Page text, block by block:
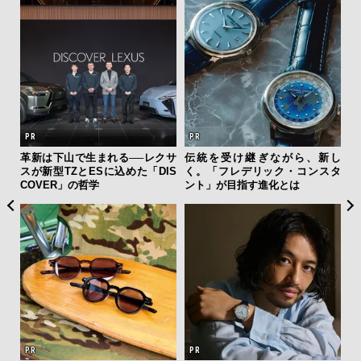
革新は下山で生まれる──レクサ
スが新型TZとESに込めた「DIS
COVER」の哲学
伝統を受け継ぎながら、新し
く。「フレデリック・コンスタ
ント」が目指す進化とは
y